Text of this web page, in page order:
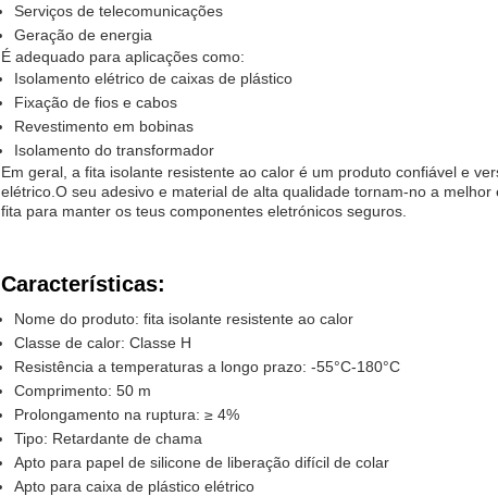
Serviços de telecomunicações
Geração de energia
É adequado para aplicações como:
Isolamento elétrico de caixas de plástico
Fixação de fios e cabos
Revestimento em bobinas
Isolamento do transformador
Em geral, a fita isolante resistente ao calor é um produto confiável e
elétrico.O seu adesivo e material de alta qualidade tornam-no a
fita para manter os teus componentes eletrónicos seguros.
Características:
Nome do produto: fita isolante resistente ao calor
Classe de calor: Classe H
Resistência a temperaturas a longo prazo: -55°C-180°C
Comprimento: 50 m
Prolongamento na ruptura: ≥ 4%
Tipo: Retardante de chama
Apto para papel de silicone de liberação difícil de colar
Apto para caixa de plástico elétrico